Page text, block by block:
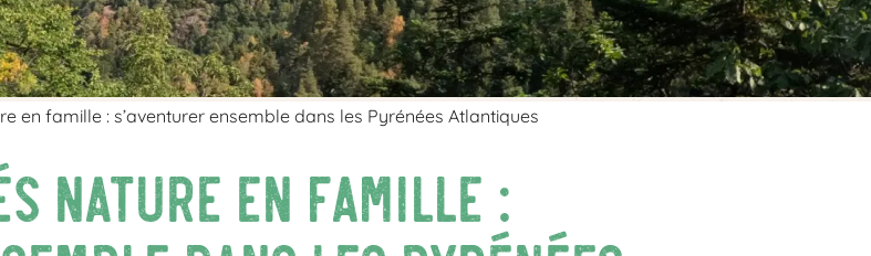
en famille : s’aventurer ensemble dans les Pyrénées Atlantiques
nature en famille :